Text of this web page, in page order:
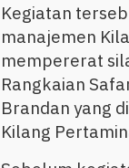
Kegiatan
manajemen
mempererat
Rangkaian
Brandan yang
Kilang